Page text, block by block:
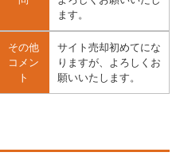
ます。
その他
コメン
ト
サイト売却初めてにな
りますが、よろしくお
願いいたします。